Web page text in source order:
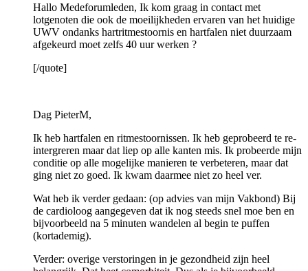
Hallo Medeforumleden, Ik kom graag in contact met
lotgenoten die ook de moeilijkheden ervaren van het huidige
UWV ondanks hartritmestoornis en hartfalen niet duurzaam
afgekeurd moet zelfs 40 uur werken ?
[/quote]
Dag PieterM,
Ik heb hartfalen en ritmestoornissen. Ik heb geprobeerd te re-
intergreren maar dat liep op alle kanten mis. Ik probeerde mijn
conditie op alle mogelijke manieren te verbeteren, maar dat
ging niet zo goed. Ik kwam daarmee niet zo heel ver.
Wat heb ik verder gedaan: (op advies van mijn Vakbond) Bij
de cardioloog aangegeven dat ik nog steeds snel moe ben en
bijvoorbeeld na 5 minuten wandelen al begin te puffen
(kortademig).
Verder: overige verstoringen in je gezondheid zijn heel